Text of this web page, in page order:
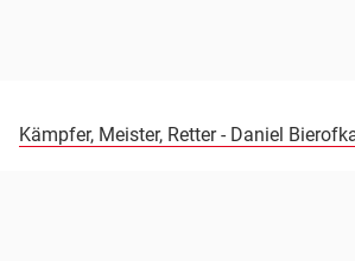
Kämpfer, Meister, Retter - Daniel